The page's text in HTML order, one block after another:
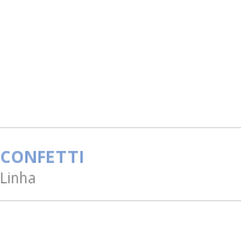
CONFETTI
Linha